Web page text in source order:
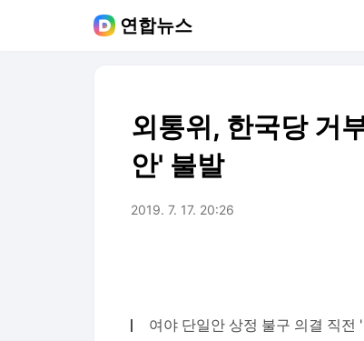
연합뉴스
외통위, 한국당 거
안' 불발
2019. 7. 17. 20:26
여야 단일안 상정 불구 의결 직